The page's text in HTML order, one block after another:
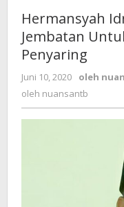
Hermansyah
Jembatan
Penyaring
Juni 10, 2020 oleh
oleh nuansantb